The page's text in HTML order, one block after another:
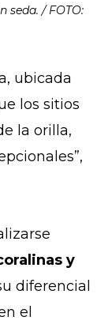
seda. / FOTO:
ubicada
los sitios
la orilla,
y
diferencial
el